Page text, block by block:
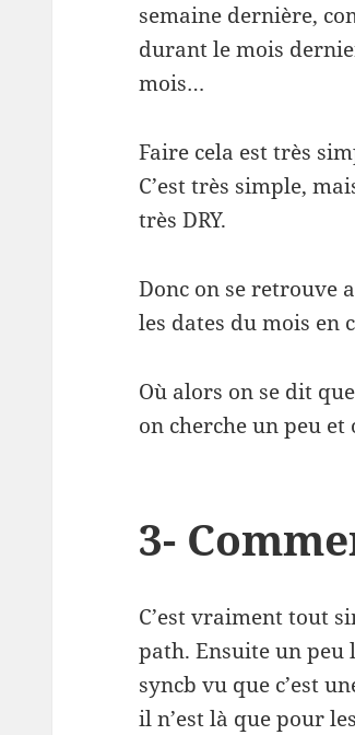
semaine dernière,
durant le mois
mois…
Faire cela est très
C’est très simple,
très DRY.
Donc on se retrouve
les dates du mois en
Où alors on se dit
on cherche un peu
3-
C’est vraiment tout
path. Ensuite un peu
syncb vu que c’est
il n’est là que pour